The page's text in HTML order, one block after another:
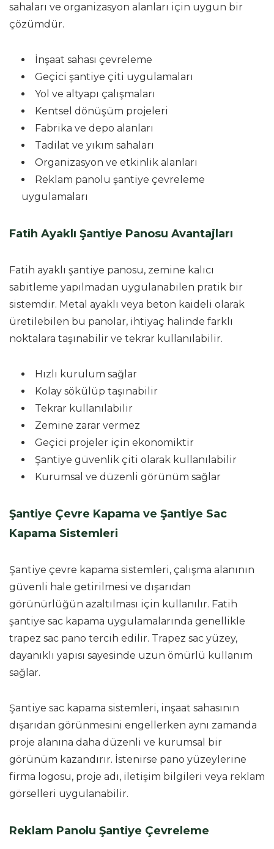
sahaları ve organizasyon alanları için uygun bir
çözümdür.
İnşaat sahası çevreleme
Geçici şantiye çiti uygulamaları
Yol ve altyapı çalışmaları
Kentsel dönüşüm projeleri
Fabrika ve depo alanları
Tadilat ve yıkım sahaları
Organizasyon ve etkinlik alanları
Reklam panolu şantiye çevreleme
uygulamaları
Fatih Ayaklı Şantiye Panosu Avantajları
Fatih ayaklı şantiye panosu, zemine kalıcı
sabitleme yapılmadan uygulanabilen pratik bir
sistemdir. Metal ayaklı veya beton kaideli olarak
üretilebilen bu panolar, ihtiyaç halinde farklı
noktalara taşınabilir ve tekrar kullanılabilir.
Hızlı kurulum sağlar
Kolay sökülüp taşınabilir
Tekrar kullanılabilir
Zemine zarar vermez
Geçici projeler için ekonomiktir
Şantiye güvenlik çiti olarak kullanılabilir
Kurumsal ve düzenli görünüm sağlar
Şantiye Çevre Kapama ve Şantiye Sac
Kapama Sistemleri
Şantiye çevre kapama sistemleri, çalışma alanının
güvenli hale getirilmesi ve dışarıdan
görünürlüğün azaltılması için kullanılır. Fatih
şantiye sac kapama uygulamalarında genellikle
trapez sac pano tercih edilir. Trapez sac yüzey,
dayanıklı yapısı sayesinde uzun ömürlü kullanım
sağlar.
Şantiye sac kapama sistemleri, inşaat sahasının
dışarıdan görünmesini engellerken aynı zamanda
proje alanına daha düzenli ve kurumsal bir
görünüm kazandırır. İstenirse pano yüzeylerine
firma logosu, proje adı, iletişim bilgileri veya reklam
görselleri uygulanabilir.
Reklam Panolu Şantiye Çevreleme